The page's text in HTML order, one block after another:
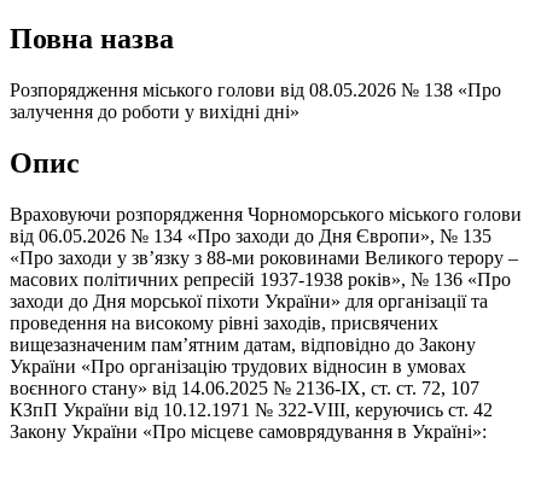
Повна назва
Розпорядження міського голови від 08.05.2026 № 138 «Про
залучення до роботи у вихідні дні»
Опис
Враховуючи розпорядження Чорноморського міського голови
від 06.05.2026 № 134 «Про заходи до Дня Європи», № 135
«Про заходи у зв’язку з 88-ми роковинами Великого терору –
масових політичних репресій 1937-1938 років», № 136 «Про
заходи до Дня морської піхоти України» для організації та
проведення на високому рівні заходів, присвячених
вищезазначеним пам’ятним датам, відповідно до Закону
України «Про організацію трудових відносин в умовах
воєнного стану» від 14.06.2025 № 2136-IX, ст. ст. 72, 107
КЗпП України від 10.12.1971 № 322-VIII, керуючись ст. 42
Закону України «Про місцеве самоврядування в Україні»: